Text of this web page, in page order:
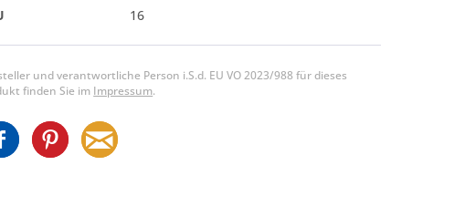
16
und verantwortliche Person i.S.d. EU VO 2023/988 für dieses
finden Sie im Impressum.